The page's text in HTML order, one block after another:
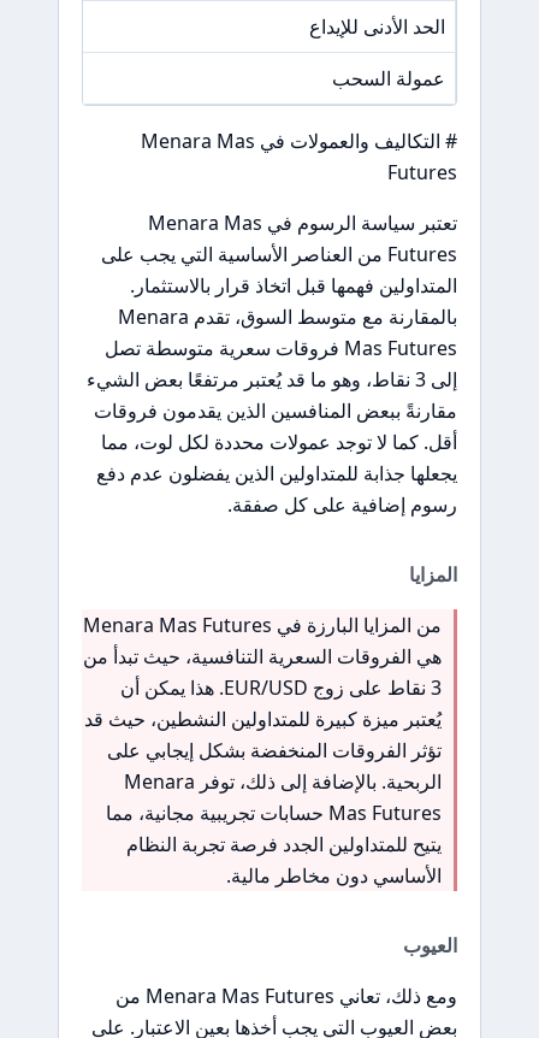
الحد الأدنى للإيداع
عمولة السحب
# التكاليف والعمولات في Menara Mas
Futures
تعتبر سياسة الرسوم في Menara Mas
Futures من العناصر الأساسية التي يجب على
المتداولين فهمها قبل اتخاذ قرار بالاستثمار.
بالمقارنة مع متوسط السوق، تقدم Menara
Mas Futures فروقات سعرية متوسطة تصل
إلى 3 نقاط، وهو ما قد يُعتبر مرتفعًا بعض الشيء
مقارنةً ببعض المنافسين الذين يقدمون فروقات
أقل. كما لا توجد عمولات محددة لكل لوت، مما
يجعلها جذابة للمتداولين الذين يفضلون عدم دفع
رسوم إضافية على كل صفقة.
المزايا
من المزايا البارزة في Menara Mas Futures
هي الفروقات السعرية التنافسية، حيث تبدأ من
3 نقاط على زوج EUR/USD. هذا يمكن أن
يُعتبر ميزة كبيرة للمتداولين النشطين، حيث قد
تؤثر الفروقات المنخفضة بشكل إيجابي على
الربحية. بالإضافة إلى ذلك، توفر Menara
Mas Futures حسابات تجريبية مجانية، مما
يتيح للمتداولين الجدد فرصة تجربة النظام
الأساسي دون مخاطر مالية.
العيوب
ومع ذلك، تعاني Menara Mas Futures من
بعض العيوب التي يجب أخذها بعين الاعتبار. على